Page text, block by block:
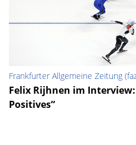
Frankfurter Allgemeine Zeitung
Felix Rijhnen im Interview:
Positives“